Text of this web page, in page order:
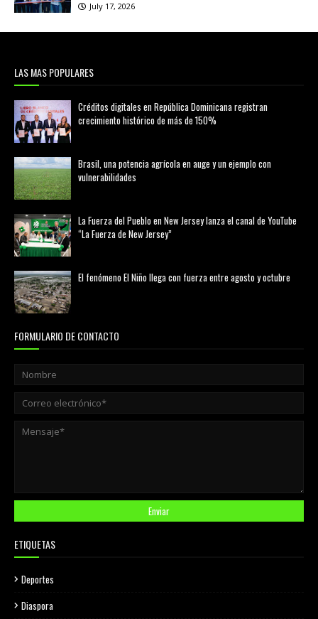
July 17, 2026
LAS MAS POPULARES
Créditos digitales en República Dominicana registran
crecimiento histórico de más de 150%
Brasil, una potencia agrícola en auge y un ejemplo con
vulnerabilidades
La Fuerza del Pueblo en New Jersey lanza el canal de YouTube
“La Fuerza de New Jersey”
El fenómeno El Niño llega con fuerza entre agosto y octubre
FORMULARIO DE CONTACTO
ETIQUETAS
Deportes
Diaspora